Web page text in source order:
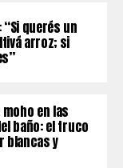
querés un
arroz; si
en las
baño: el truco
blancas y